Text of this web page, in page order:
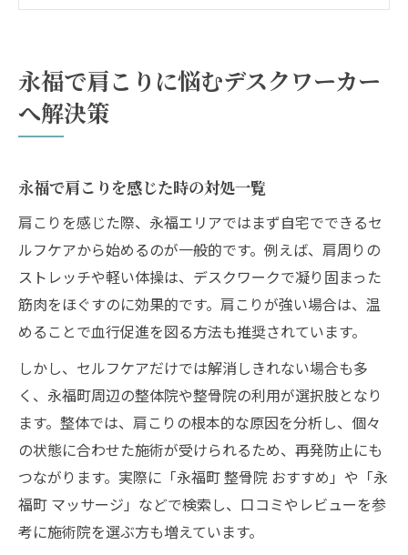
デスクワーク由来の肩こり解消に役立つ生
活習慣
肩こりが仕事効率に及ぼす主な影響まとめ
肩こり悪化を防ぐデスク環境の整え方
肩こりが原因で起きる体調不良のサイン
根本改善を目指す肩こり対策の選び方
デスクワーク由来の肩こり対策を知る
デスクワークで肩こりが起きる理由を解説
肩こり対策に有効なストレッチ法とは
肩こりを予防する正しい姿勢のポイント
肩こり対策グッズの特徴比較
肩こり緩和に役立つデスクワーク中の工夫
マッサージ以外の肩こり改善の新常識
永福で肩こりに悩むデスクワーカー
へ解決策
永福で肩こりを感じた時の対処一覧
肩こりを感じた際、永福エリアではまず自宅でできるセ
ルフケアから始めるのが一般的です。例えば、肩周りの
ストレッチや軽い体操は、デスクワークで凝り固まった
筋肉をほぐすのに効果的です。肩こりが強い場合は、温
めることで血行促進を図る方法も推奨されています。
しかし、セルフケアだけでは解消しきれない場合も多
く、永福町周辺の整体院や整骨院の利用が選択肢となり
ます。整体では、肩こりの根本的な原因を分析し、個々
の状態に合わせた施術が受けられるため、再発防止にも
つながります。実際に「永福町 整骨院 おすすめ」や「永
福町 マッサージ」などで検索し、口コミやレビューを参
考に施術院を選ぶ方も増えています。